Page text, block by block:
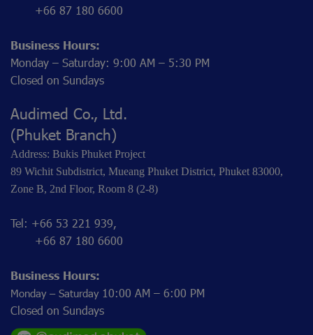
+66 87 180 6600
Business Hours:
Monday – Saturday: 9:00 AM – 5:30 PM
Closed on Sundays
Audimed Co., Ltd.
(Phuket Branch)
Address: Bukis Phuket Project
89 Wichit Subdistrict, Mueang Phuket District, Phuket 83000,
Zone B, 2nd Floor, Room 8 (2-8)
Tel: +66 53 221 939,
+66 87 180 6600
Business Hours:
Monday – Saturday10:00 AM – 6:00 PM
Closed on Sundays